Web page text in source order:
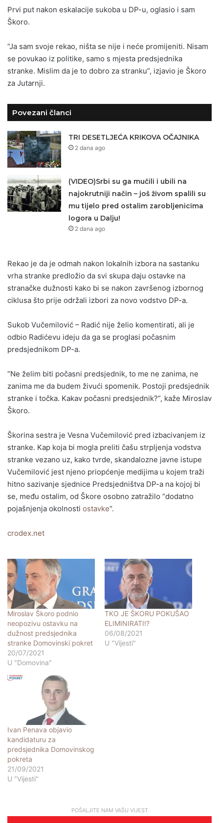
Prvi put nakon eskalacije sukoba u DP-u, oglasio i sam
Škoro.
“Ja sam svoje rekao, ništa se nije i neće promijeniti. Nisam
se povukao iz politike, samo s mjesta predsjednika
stranke. Mislim da je to dobro za stranku”, izjavio je Škoro
za Jutarnji.
Povezani članci
TRI DESETLJEĆA KRIKOVA OČAJNIKA
2 dana ago
(VIDEO)Srbi su ga mučili i ubili na
najokrutniji način – još živom spalili su
mu tijelo pred ostalim zarobljenicima
logora u Dalju!
2 dana ago
Rekao je da je odmah nakon lokalnih izbora na sastanku
vrha stranke predložio da svi skupa daju ostavke na
stranačke dužnosti kako bi se nakon završenog izbornog
ciklusa što prije održali izbori za novo vodstvo DP-a.
Sukob Vučemilović – Radić nije želio komentirati, ali je
odbio Radićevu ideju da ga se proglasi počasnim
predsjednikom DP-a.
“Ne želim biti počasni predsjednik, to me ne zanima, ne
zanima me da budem živući spomenik. Postoji predsjednik
stranke i točka. Kakav počasni predsjednik?”, kaže Miroslav
Škoro.
Škorina sestra je Vesna Vučemilović pred izbacivanjem iz
stranke. Kap koja bi mogla preliti čašu strpljenja vodstva
stranke vezano uz, kako tvrde, skandalozne javne istupe
Vučemilović jest njeno priopćenje medijima u kojem traži
hitno sazivanje sjednice Predsjedništva DP-a na kojoj bi
se, među ostalim, od Škore osobno zatražilo “dodatno
pojašnjenja okolnosti ostavke“.
crodex.net
Miroslav Škoro podnio
neopozivu ostavku na
dužnost predsjednika
stranke Domovinski pokret
20/07/2021
U "Domovina"
TKO JE ŠKORU POKUŠAO
ELIMINIRATI!?
06/08/2021
U "Vijesti"
Ivan Penava objavio
kandidaturu za
predsjednika Domovinskog
pokreta
21/09/2021
U "Vijesti"
POŠALJITE NAM VAŠU VIJEST